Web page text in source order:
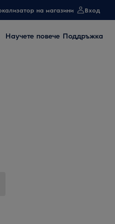
на магазини Вход
Научете повече Поддръжка